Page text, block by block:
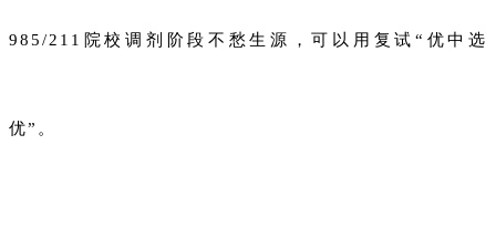
985/211院校调剂阶段不愁生源，可以用复试“优中选
优”。